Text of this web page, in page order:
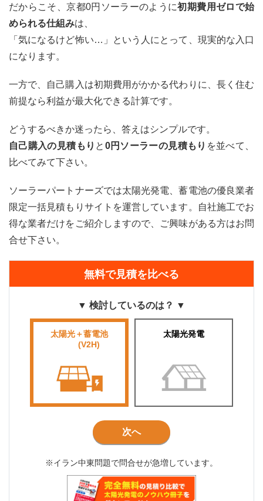
だからこそ、京都0円ソーラーのように初期費用ゼロで始
められる仕組みは、
「気になるけど怖い…」という人にとって、現実的な入口
になります。
一方で、自己購入は初期費用がかかる代わりに、長く住む
前提なら利益が最大化できる計算です。
どうするべきか迷ったら、答えはシンプルです。
自己購入の見積もり と 0円ソーラーの見積もり を並べて、
比べてみて下さい。
ソーラーパートナーズでは太陽光発電、蓄電池の優良業者
限定一括見積もりサイトを運営しています。自社施工でお
得な業者だけをご紹介しますので、ご興味がある方はお問
合せ下さい。
無料で見積を比べる
▼ 検討しているのは？ ▼
太陽光＋蓄電池
(V2H)
太陽光発電
次へ
※イラン中東問題で問合せが急増しています。